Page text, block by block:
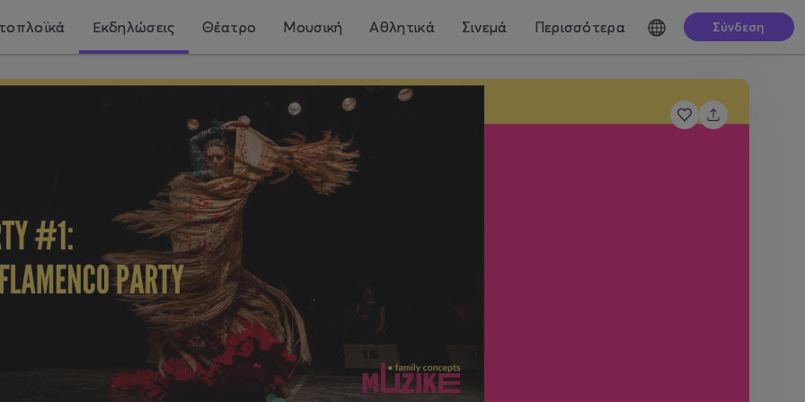
Εκδηλώσεις Θέατρο Μουσική Αθλητικά Σινεμά Περισσότερα Σύνδεση